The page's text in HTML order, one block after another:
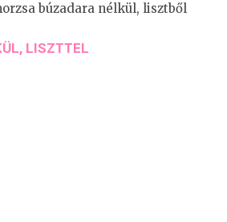
búzadara nélkül, lisztből
LISZTTEL